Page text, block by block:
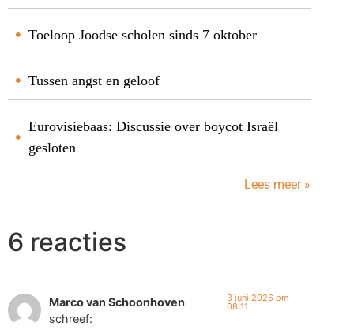
Toeloop Joodse scholen sinds 7 oktober
Tussen angst en geloof
Eurovisiebaas: Discussie over boycot Israël
gesloten
Lees meer »
6 reacties
Marco van Schoonhoven
schreef:
3 juni 2026 om
08:11